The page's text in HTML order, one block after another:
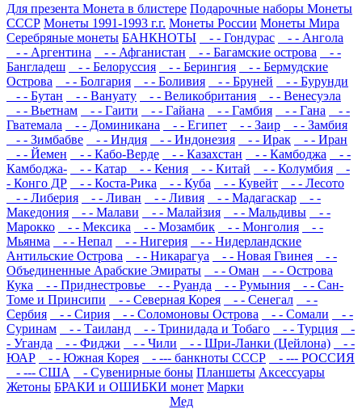
Для презента Монета в блистере Подарочные наборы Монеты
СССР Монеты 1991-1993 г.г. Монеты России Монеты Мира
Серебряные монеты БАНКНОТЫ - - Гондурас
- - Ангола
- - Аргентина
- - Афганистан - - Багамские острова
- -
Бангладеш
- - Белоруссия - - Берингия
- - Бермудские
Острова
- - Болгария - - Боливия - - Бруней
- - Бурунди
- - Бутан
- - Вануату - - Великобритания
- - Венесуэла
- - Вьетнам
- - Гаити - - Гайана - - Гамбия - - Гана
- -
Гватемала
- - Доминикана - - Египет - - Заир
- - Замбия
- - Зимбабве
- - Индия - - Индонезия - - Ирак
- - Иран
- - Йемен
- - Кабо-Верде - - Казахстан - - Камбоджа
- -
Камбоджа-
- - Катар - - Кения - - Китай - - Колумбия
-
- Конго ДР
- - Коста-Рика - - Куба - - Кувейт
- - Лесото
- - Либерия
- - Ливан - - Ливия - - Мадагаскар
- -
Македония
- - Малави - - Малайзия - - Мальдивы
- -
Марокко
- - Мексика - - Мозамбик - - Монголия
- -
Мьянма
- - Непал - - Нигерия
- - Нидерландские
Антильские Острова
- - Никарагуа - - Новая Гвинея
- -
Объединенные Арабские Эмираты
- - Оман
- - Острова
Кука
- - Приднестровье - - Руанда - - Румыния
- - Сан-
Томе и Принсипи
- - Северная Корея - - Сенегал
- -
Сербия
- - Сирия - - Соломоновы Острова - - Сомали
- -
Суринам
- - Таиланд - - Тринидада и Тобаго - - Турция
-
- Уганда
- - Фиджи - - Чили - - Шри-Ланки (Цейлона)
- -
ЮАР
- - Южная Корея - --- банкноты СССР
- --- РОССИЯ
- --- США
- Сувенирные боны Планшеты Аксессуары
Жетоны БРАКИ и ОШИБКИ монет Марки
Мед